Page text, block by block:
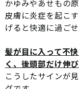
かゆみやあせもの
皮膚に炎症を起こ
げると快適に過ごせ
髪が目に入って不
く、後頭部だけ伸
こうしたサインが